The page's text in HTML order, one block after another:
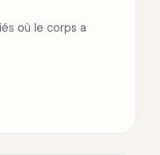
où le corps a